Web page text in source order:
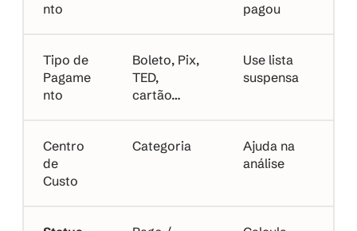
nto
pagou
Tipo de
Pagame
nto
Boleto, Pix,
TED,
cartão…
Use lista
suspensa
Centro
de
Custo
Categoria
Ajuda na
análise